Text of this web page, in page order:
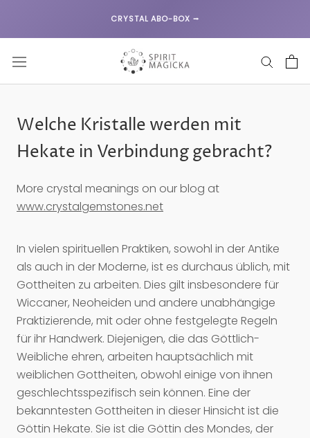
CRYSTAL ABO-BOX ⭢
Welche Kristalle werden mit
Hekate in Verbindung gebracht?
More crystal meanings on our blog at
www.crystalgemstones.net
In vielen spirituellen Praktiken, sowohl in der Antike
als auch in der Moderne, ist es durchaus üblich, mit
Gottheiten zu arbeiten. Dies gilt insbesondere für
Wiccaner, Neoheiden und andere unabhängige
Praktizierende, mit oder ohne festgelegte Regeln
für ihr Handwerk. Diejenigen, die das Göttlich-
Weibliche ehren, arbeiten hauptsächlich mit
weiblichen Gottheiten, obwohl einige von ihnen
geschlechtsspezifisch sein können. Eine der
bekanntesten Gottheiten in dieser Hinsicht ist die
Göttin Hekate. Sie ist die Göttin des Mondes, der